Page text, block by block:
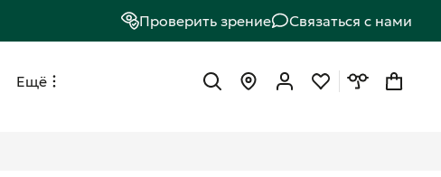
Проверить зрение Связаться с нами
Ещё